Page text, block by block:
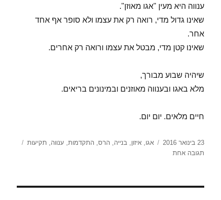
ענווה היא מעין "אגו מאוזן".
שאינו גדול מדי, רואה רק את עצמו ולא סופר אף אחד
אחר.
שאינו קטן מדי, מבטל את עצמו ורואה רק אחרים.
שיהיה שבוע מבורך,
מלא באגו ובענווה מאוזנים ובמינונים בריאים.
חיים מלאים. יום יום.
פורסם
בתאריך
23 בינואר 2016 תגיות
אגו,איזון,בנייה,הרס,התקדמות, ענווה, תקיעות
תגובה אחתעל